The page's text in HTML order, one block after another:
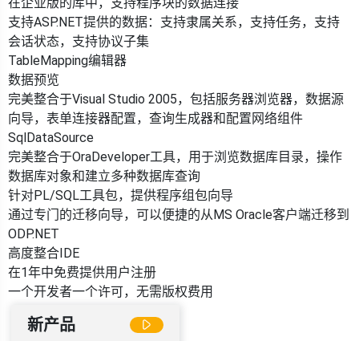
支持ASP.NET提供的数据：支持隶属关系，支持任务，支持
会话状态，支持协议子集
TableMapping编辑器
数据预览
完美整合于Visual Studio 2005，包括服务器浏览器，数据源
向导，表单连接器配置，查询生成器和配置网络组件
SqlDataSource
完美整合于OraDeveloper工具，用于浏览数据库目录，操作
数据库对象和建立多种数据库查询
针对PL/SQL工具包，提供程序组包向导
通过专门的迁移向导，可以便捷的从MS Oracle客户端迁移到
ODP.NET
高度整合IDE
在1年中免费提供用户注册
一个开发者一个许可，无需版权费用
新产品